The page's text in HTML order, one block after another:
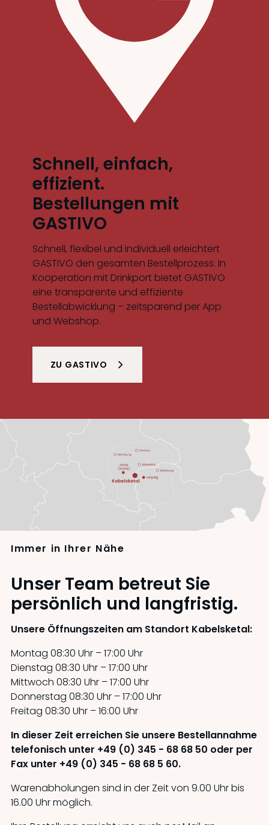
Schnell, einfach,
effizient.
Bestellungen mit
GASTIVO
Schnell, flexibel und individuell erleichtert
GASTIVO den gesamten Bestellprozess. In
Kooperation mit Drinkport bietet GASTIVO
eine transparente und effiziente
Bestellabwicklung – zeitsparend per App
und Webshop.
ZU GASTIVO
Immer in Ihrer Nähe
Unser Team betreut Sie
persönlich und langfristig.
Unsere Öffnungszeiten am Standort Kabelsketal:
Montag 08:30 Uhr – 17:00 Uhr
Dienstag 08:30 Uhr – 17:00 Uhr
Mittwoch 08:30 Uhr – 17:00 Uhr
Donnerstag 08:30 Uhr – 17:00 Uhr
Freitag 08:30 Uhr – 16:00 Uhr
In dieser Zeit erreichen Sie unsere Bestellannahme
telefonisch unter +49 (0) 345 - 68 68 50 oder per
Fax unter +49 (0) 345 - 68 68 5 60.
Warenabholungen sind in der Zeit von 9.00 Uhr bis
16.00 Uhr möglich.